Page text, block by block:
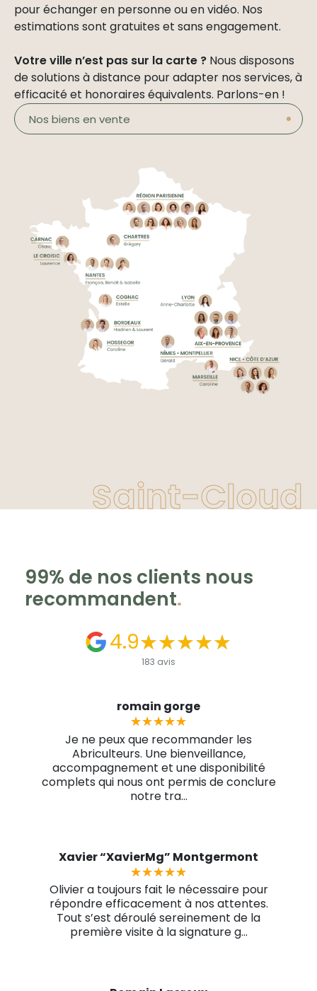
pour échanger en personne ou en vidéo. Nos
estimations sont gratuites et sans engagement.
Votre ville n’est pas sur la carte ? Nous disposons
de solutions à distance pour adapter nos services, à
efficacité et honoraires équivalents. Parlons-en !
Nos biens en vente
Saint-Cloud
99% de nos clients nous
recommandent.
4.9★★★★★
★★★★★
183 avis
romain gorge
★★★★★
★★★★★
Je ne peux que recommander les
Abriculteurs. Une bienveillance,
accompagnement et une disponibilité
complets qui nous ont permis de conclure
notre tra...
Xavier “XavierMg” Montgermont
★★★★★
★★★★★
Olivier a toujours fait le nécessaire pour
répondre efficacement à nos attentes.
Tout s’est déroulé sereinement de la
première visite à la signature g...